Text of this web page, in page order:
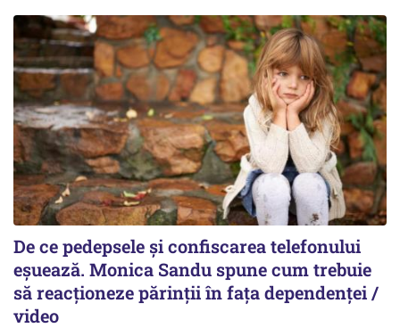
De ce pedepsele și confiscarea telefonului
eșuează. Monica Sandu spune cum trebuie
să reacționeze părinții în fața dependenței /
video